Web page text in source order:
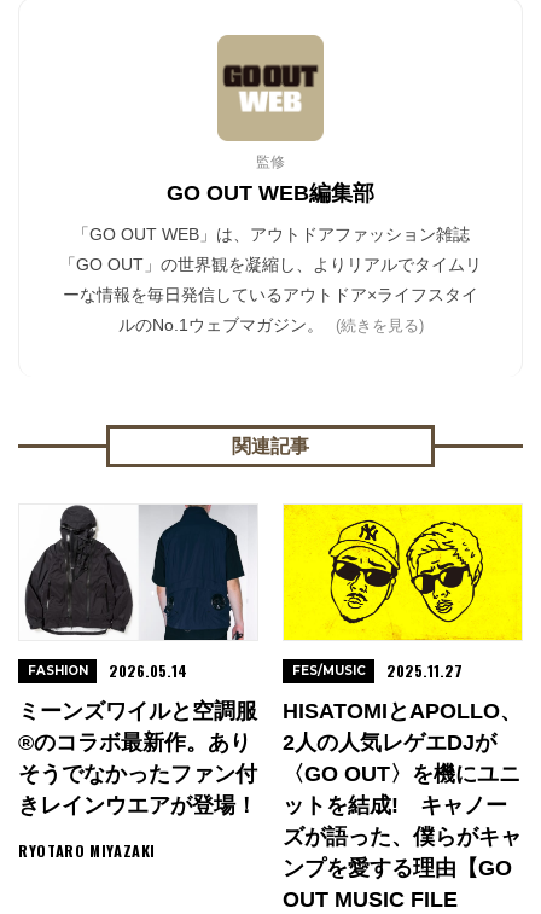
監修
GO OUT WEB編集部
「GO OUT WEB」は、アウトドアファッション雑誌
「GO OUT」の世界観を凝縮し、よりリアルでタイムリ
ーな情報を毎日発信しているアウトドア×ライフスタイ
ルのNo.1ウェブマガジン。
(続きを見る)
関連記事
ミーンズワイルと空調服
®のコラボ最新作。あり
そうでなかったファン付
きレインウエアが登場！
RYOTARO MIYAZAKI
FASHION 2026.05.14
HISATOMIとAPOLLO、
2人の人気レゲエDJが
〈GO OUT〉を機にユニ
ットを結成! キャノー
ズが語った、僕らがキャ
ンプを愛する理由【GO
OUT MUSIC FILE
FES/MUSIC 2025.11.27